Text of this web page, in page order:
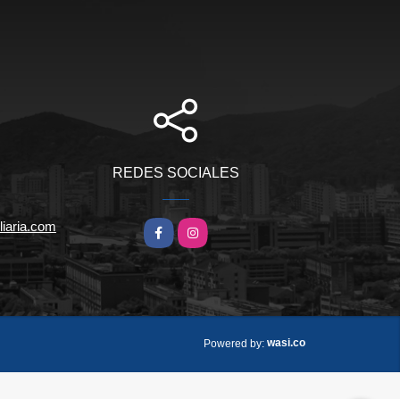
REDES SOCIALES
FacebookInstagram
Powered by: wasi.co